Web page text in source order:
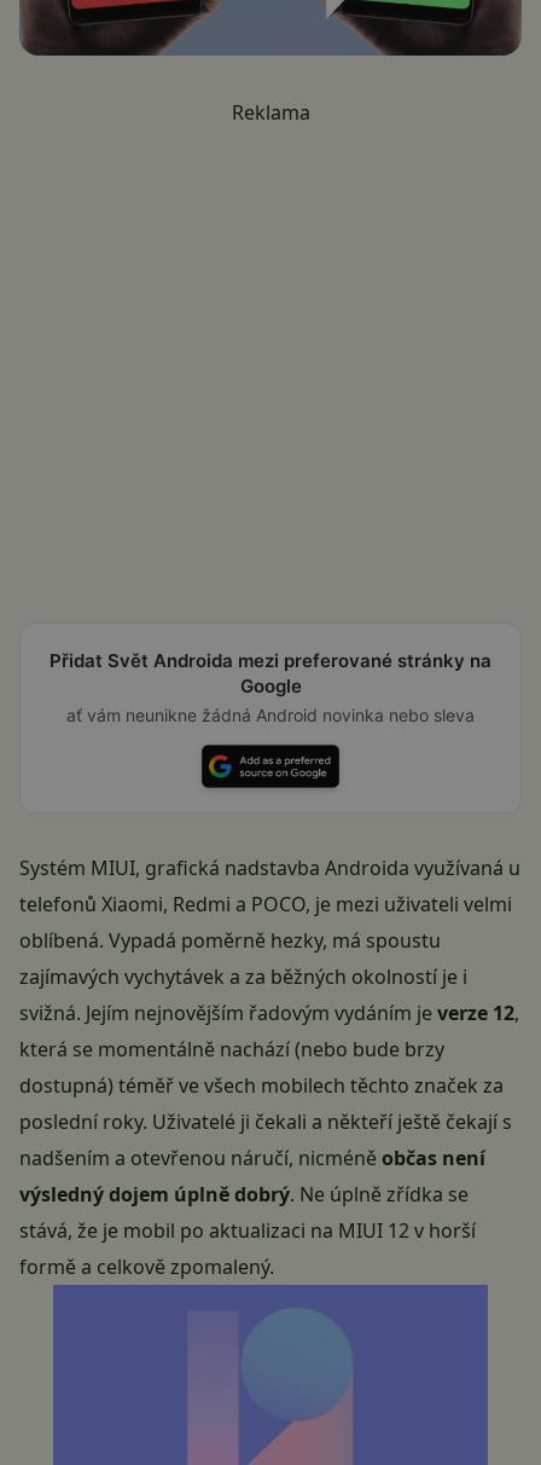
Reklama
Přidat Svět Androida mezi preferované stránky na
Google
ať vám neunikne žádná Android novinka nebo sleva
Systém MIUI, grafická nadstavba Androida využívaná u
telefonů Xiaomi, Redmi a POCO, je mezi uživateli velmi
oblíbená. Vypadá poměrně hezky, má spoustu
zajímavých vychytávek a za běžných okolností je i
svižná. Jejím nejnovějším řadovým vydáním jeverze 12,
která se momentálně nachází (nebo bude brzy
dostupná) téměř ve všech mobilech těchto značek za
poslední roky. Uživatelé ji čekali a někteří ještě čekají s
nadšením a otevřenou náručí, nicméněobčas není
výsledný dojem úplně dobrý. Ne úplně zřídka se
stává, že je mobil po aktualizaci na MIUI 12 v horší
formě a celkově zpomalený.